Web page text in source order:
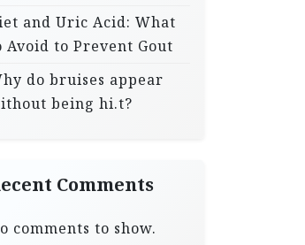
and Uric Acid: What
Avoid to Prevent Gout
do bruises appear
being hi.t?
Comments
comments to show.